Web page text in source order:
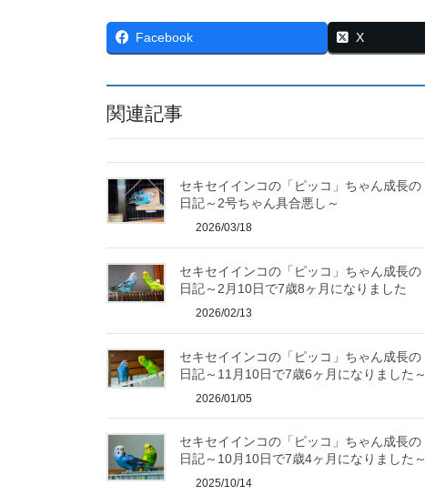
Facebook X
関連記事
セキセイインコの「ピッコ」ちゃん成長の
日記～2号ちゃん具合悪し～
2026/03/18
セキセイインコの「ピッコ」ちゃん成長の
日記～2月10日で7歳8ヶ月になりました
2026/02/13
セキセイインコの「ピッコ」ちゃん成長の
日記～11月10日で7歳6ヶ月になりました～
2026/01/05
セキセイインコの「ピッコ」ちゃん成長の
日記～10月10日で7歳4ヶ月になりました～
2025/10/14